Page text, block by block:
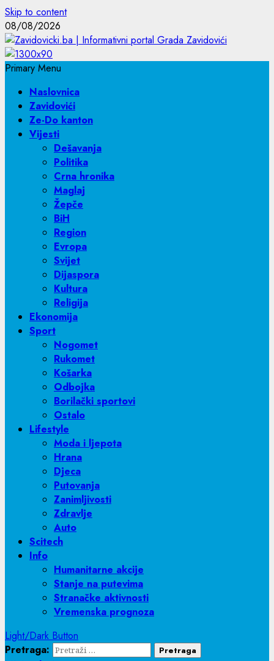
Skip to content
08/08/2026
Primary Menu
Naslovnica
Zavidovići
Ze-Do kanton
Vijesti
Dešavanja
Politika
Crna hronika
Maglaj
Žepče
BiH
Region
Evropa
Svijet
Dijaspora
Kultura
Religija
Ekonomija
Sport
Nogomet
Rukomet
Košarka
Odbojka
Borilački sportovi
Ostalo
Lifestyle
Moda i ljepota
Hrana
Djeca
Putovanja
Zanimljivosti
Zdravlje
Auto
Scitech
Info
Humanitarne akcije
Stanje na putevima
Stranačke aktivnosti
Vremenska prognoza
Light/Dark Button
Pretraga: